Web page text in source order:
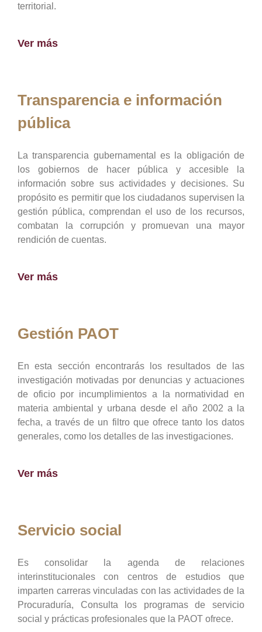
territorial.
Ver más
Transparencia e información
pública
La transparencia gubernamental es la obligación de
los gobiernos de hacer pública y accesible la
información sobre sus actividades y decisiones. Su
propósito es permitir que los ciudadanos supervisen la
gestión pública, comprendan el uso de los recursos,
combatan la corrupción y promuevan una mayor
rendición de cuentas.
Ver más
Gestión PAOT
En esta sección encontrarás los resultados de las
investigación motivadas por denuncias y actuaciones
de oficio por incumplimientos a la normatividad en
materia ambiental y urbana desde el año 2002 a la
fecha, a través de un filtro que ofrece tanto los datos
generales, como los detalles de las investigaciones.
Ver más
Servicio social
Es consolidar la agenda de relaciones
interinstitucionales con centros de estudios que
imparten carreras vinculadas con las actividades de la
Procuraduría, Consulta los programas de servicio
social y prácticas profesionales que la PAOT ofrece.